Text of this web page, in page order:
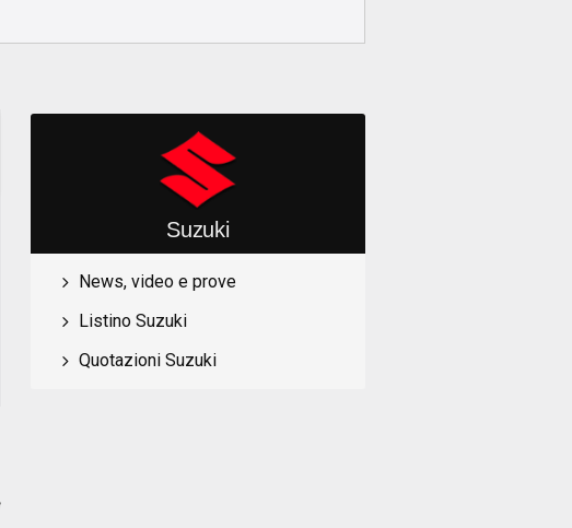
Suzuki
News, video e prove
Listino Suzuki
Quotazioni Suzuki